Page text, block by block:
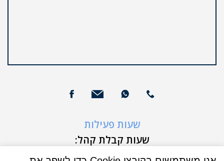
שעות פעילות
שעות קבלת קהל:
א'-ה' 9:00-16:00